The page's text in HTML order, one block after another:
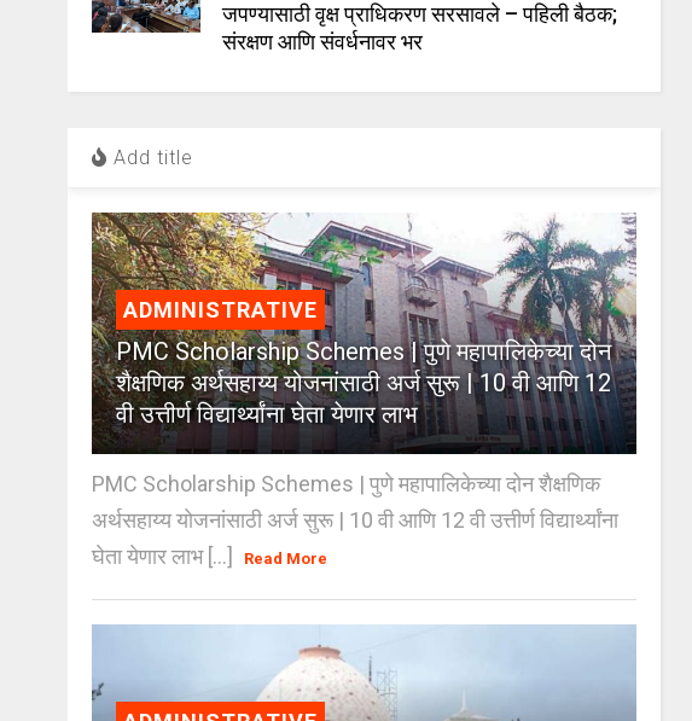
जपण्यासाठी वृक्ष प्राधिकरण सरसावले – पहिली बैठक;
संरक्षण आणि संवर्धनावर भर
Add title
ADMINISTRATIVE
PMC Scholarship Schemes | पुणे महापालिकेच्या दोन
शैक्षणिक अर्थसहाय्य योजनांसाठी अर्ज सुरू | 10 वी आणि 12
वी उत्तीर्ण विद्यार्थ्यांना घेता येणार लाभ
PMC Scholarship Schemes | पुणे महापालिकेच्या दोन शैक्षणिक
अर्थसहाय्य योजनांसाठी अर्ज सुरू | 10 वी आणि 12 वी उत्तीर्ण विद्यार्थ्यांना
घेता येणार लाभ [...]
Read More